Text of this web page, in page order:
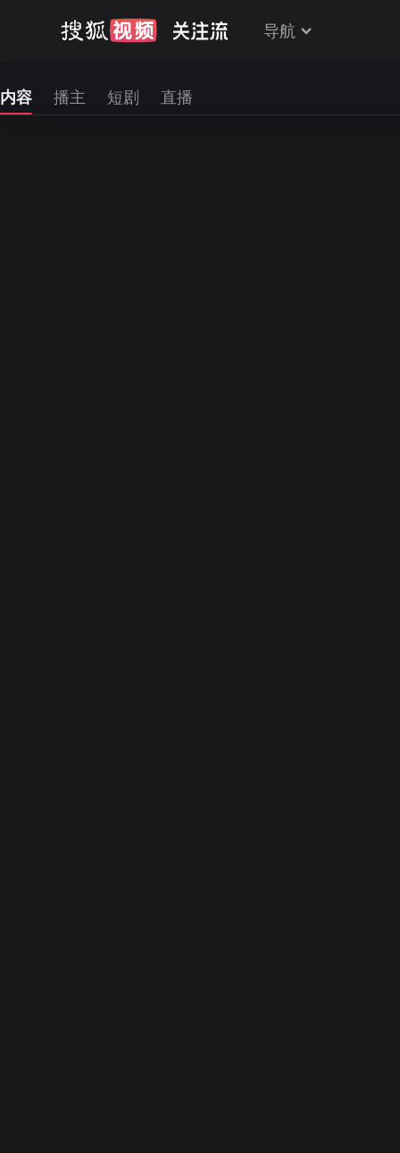
导航
内容 播主 短剧 直播